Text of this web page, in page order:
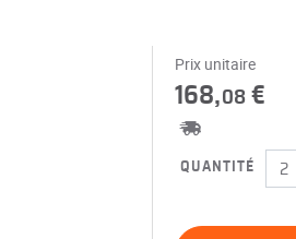
Prix unitaire
168,08€
QUANTITÉ